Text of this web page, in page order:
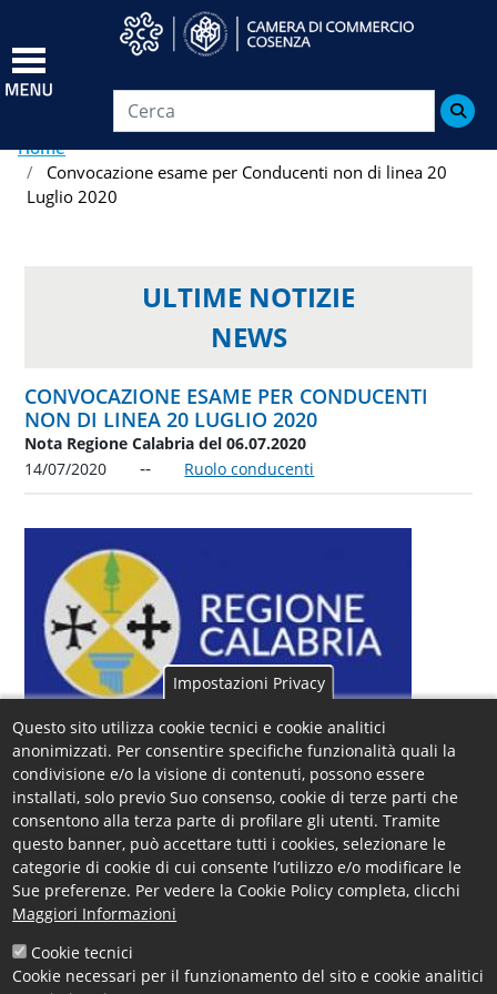
al
principale

Home
Convocazione esame per Conducenti non di linea 20
Luglio 2020
ULTIME NOTIZIE
NEWS
CONVOCAZIONE ESAME PER CONDUCENTI
NON DI LINEA 20 LUGLIO 2020
Nota Regione Calabria del 06.07.2020
14/07/2020
Ruolo conducenti
Con riferimento allanota del 06.07.2020 (acquisita al
protocollo camerale n. 12021 del 06.07.2020), il
Dipartimento Infrastrutture, Lavori Pubblici, Mobilità
dellaRegione Calabria , ha comunicato chein data
20 Luglio 2020, si terrà la seduta d'esame secondo il
calendario orario presente nella nota, presso la
Cittadella Regionale - Località Germaneto di Catanzaro
Tale convocazione segue il completamento delle
attività della seduta del 11 marzo 2020, già rinviata a
Impostazioni Privacy
Questo sito utilizza cookie tecnici e cookie analitici
anonimizzati. Per consentire specifiche funzionalità quali la
condivisione e/o la visione di contenuti, possono essere
installati, solo previo Suo consenso, cookie di terze parti che
consentono alla terza parte di profilare gli utenti. Tramite
questo banner, può accettare tutti i cookies, selezionare le
categorie di cookie di cui consente l’utilizzo e/o modificare le
Sue preferenze. Per vedere la Cookie Policy completa, clicchi
Maggiori Informazioni
Cookie tecnici
Cookie necessari per il funzionamento del sito e cookie analitici